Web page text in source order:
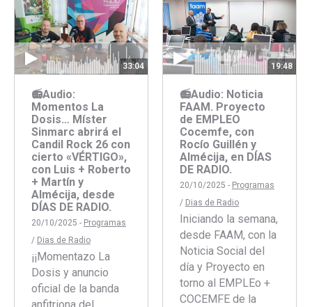
33:04
📻Audio:
Momentos La
Dosis… Míster
Sinmarc abrirá el
Candil Rock 26 con
cierto «VÉRTIGO»,
con Luis + Roberto
+ Martín y
Almécija, desde
DÍAS DE RADIO.
20/10/2025 - Programas
/ Dias de Radio
¡¡Momentazo La
Dosis y anuncio
oficial de la banda
19:48
📻Audio: Noticia
FAAM. Proyecto
de EMPLEO
Cocemfe, con
Rocío Guillén y
Almécija, en DÍAS
DE RADIO.
20/10/2025 - Programas
/ Dias de Radio
Iniciando la semana,
desde FAAM, con la
Noticia Social del
día y Proyecto en
torno al EMPLEo +
COCEMFE de la